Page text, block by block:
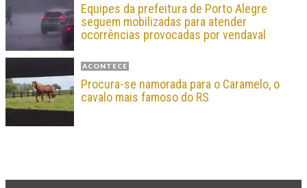
Equipes da prefeitura de Porto Alegre
seguem mobilizadas para atender
ocorrências provocadas por vendaval
ACONTECE
Procura-se namorada para o Caramelo, o
cavalo mais famoso do RS